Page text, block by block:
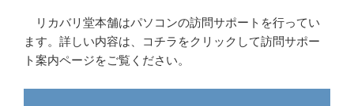
リカバリ堂本舗はパソコンの訪問サポートを行ってい
ます。詳しい内容は、コチラをクリックして訪問サポー
ト案内ページをご覧ください。